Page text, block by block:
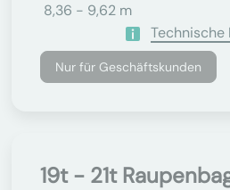
8,36 - 9,62 m
Technische
Nur für Geschäftskunden
19t - 21t